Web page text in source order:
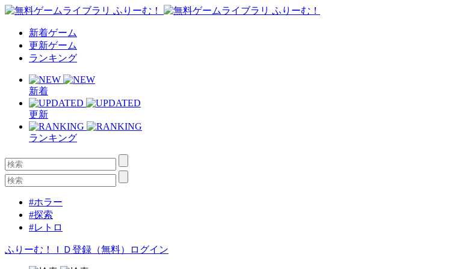
新着ゲーム
更新ゲーム
ランキング
新着
更新
ランキング
#ホラー
#探索
#レトロ
ふりーむ！ＩＤ登録（無料） ログイン